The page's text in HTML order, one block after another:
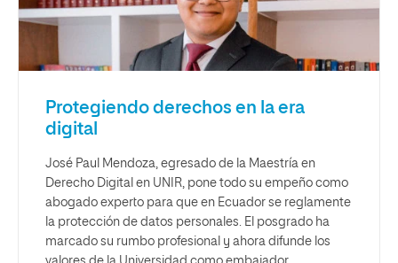
Protegiendo derechos en la era
digital
José Paul Mendoza, egresado de la Maestría en
Derecho Digital en UNIR, pone todo su empeño como
abogado experto para que en Ecuador se reglamente
la protección de datos personales. El posgrado ha
marcado su rumbo profesional y ahora difunde los